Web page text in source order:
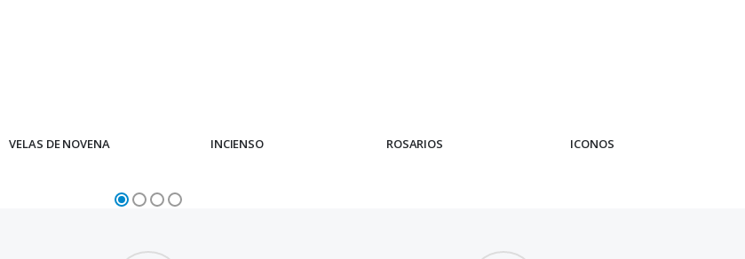
VELAS DE NOVENA INCIENSO ROSARIOS ICONOS